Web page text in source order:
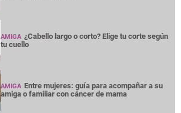
AMIGA ¿Cabello largo o corto? Elige tu corte según
tu cuello
AMIGA Entre mujeres: guía para acompañar a su
amiga o familiar con cáncer de mama